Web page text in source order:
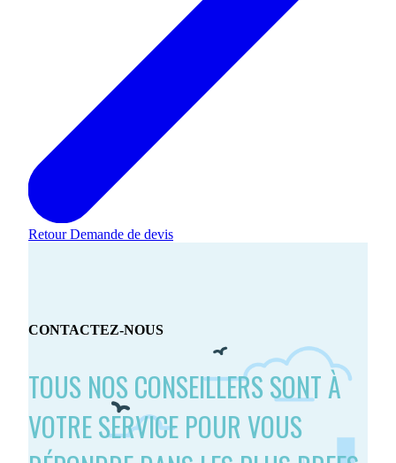
RetourDemande de devis
CONTACTEZ-NOUS
TOUS NOS CONSEILLERS SONT À
VOTRE SERVICE POUR VOUS